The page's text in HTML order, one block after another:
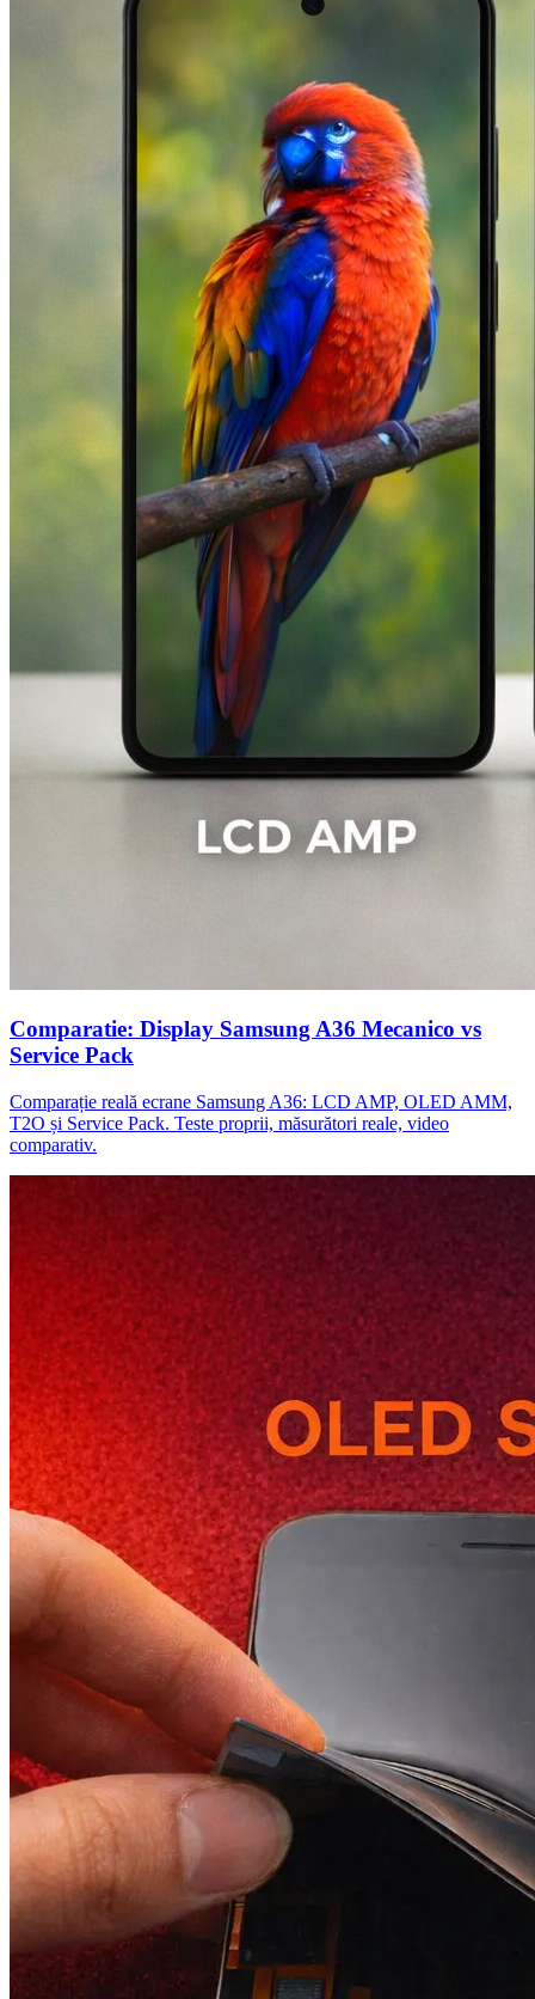
Comparatie: Display Samsung A36 Mecanico vs
Service Pack
Comparație reală ecrane Samsung A36: LCD AMP, OLED AMM,
T2O și Service Pack. Teste proprii, măsurători reale, video
comparativ.